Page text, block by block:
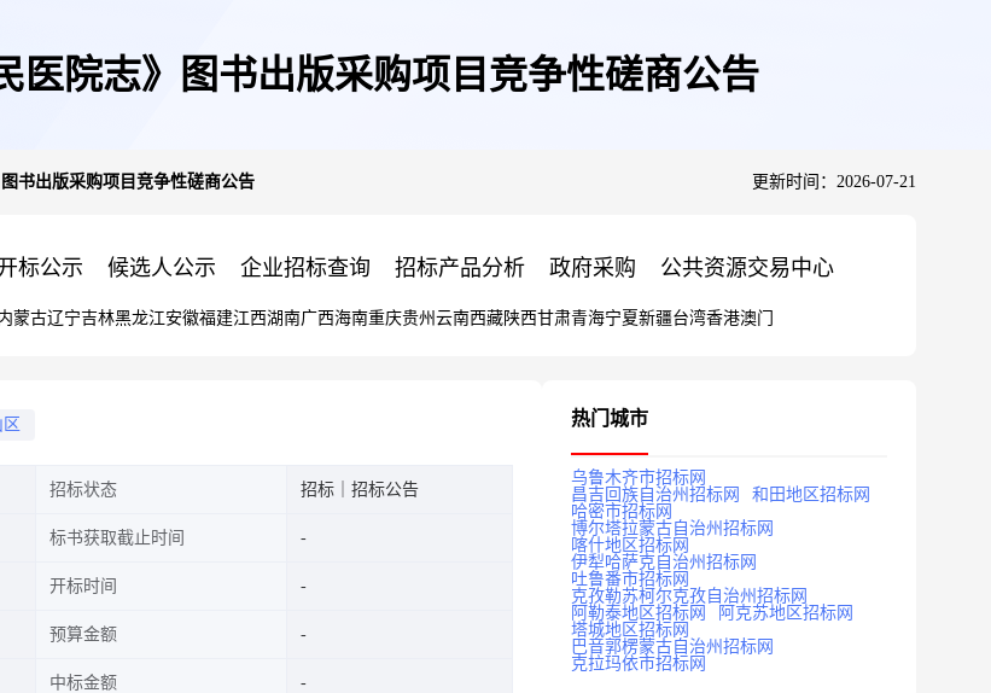
医院志》图书出版采购项目竞争性磋商公告
书出版采购项目竞争性磋商公告 更新时间：2026-07-21
标公示 候选人公示 企业招标查询 招标产品分析 政府采购 公共资源交易中心
蒙古辽宁吉林黑龙江安徽福建江西湖南广西海南重庆贵州 云南西藏陕西甘肃青海宁夏新疆台湾香港澳门
招标状态 招标｜招标公告
标书获取截止时间
开标时间
预算金额
中标金额
热门城市
乌鲁木齐市招标网
昌吉回族自治州招标网
和田地区招标网
哈密市招标网
博尔塔拉蒙古自治州招标网
喀什地区招标网
伊犁哈萨克自治州招标网
吐鲁番市招标网
克孜勒苏柯尔克孜自治州招标网
阿勒泰地区招标网
阿克苏地区招标网
塔城地区招标网
巴音郭楞蒙古自治州招标网
克拉玛依市招标网